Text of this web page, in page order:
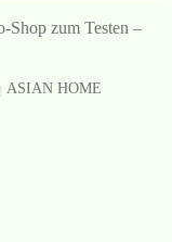
zum Testen –
ASIAN HOME